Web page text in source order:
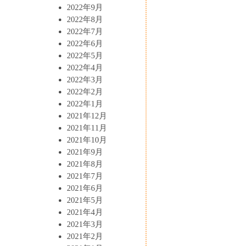
2022年9月
2022年8月
2022年7月
2022年6月
2022年5月
2022年4月
2022年3月
2022年2月
2022年1月
2021年12月
2021年11月
2021年10月
2021年9月
2021年8月
2021年7月
2021年6月
2021年5月
2021年4月
2021年3月
2021年2月